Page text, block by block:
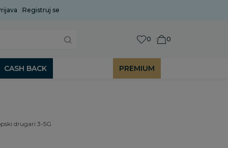
Uobičajeni rok isporuke je 2 do 7 radnih dana!
Registruj se
0 0
CASH BACK PREMIUM
drugari 3-5G